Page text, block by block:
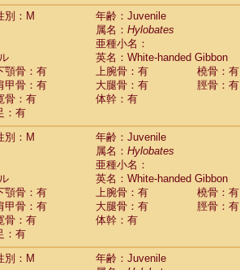
別：M
年齢：Juvenile
属名： Hylobates
亜種小名：
英名：White-handed Gibbon
顎骨：有 上腕骨：有
橈骨：有
甲骨：有 大腿骨：有
脛骨：有
骨：有
体幹：有
：有
別：M
年齢：Juvenile
属名： Hylobates
亜種小名：
英名：White-handed Gibbon
顎骨：有 上腕骨：有
橈骨：有
甲骨：有 大腿骨：有
脛骨：有
骨：有
体幹：有
：有
別：M
年齢：Juvenile